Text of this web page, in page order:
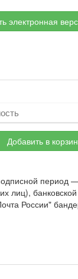
электронная
Добавить в
период
лиц), банковской
России"